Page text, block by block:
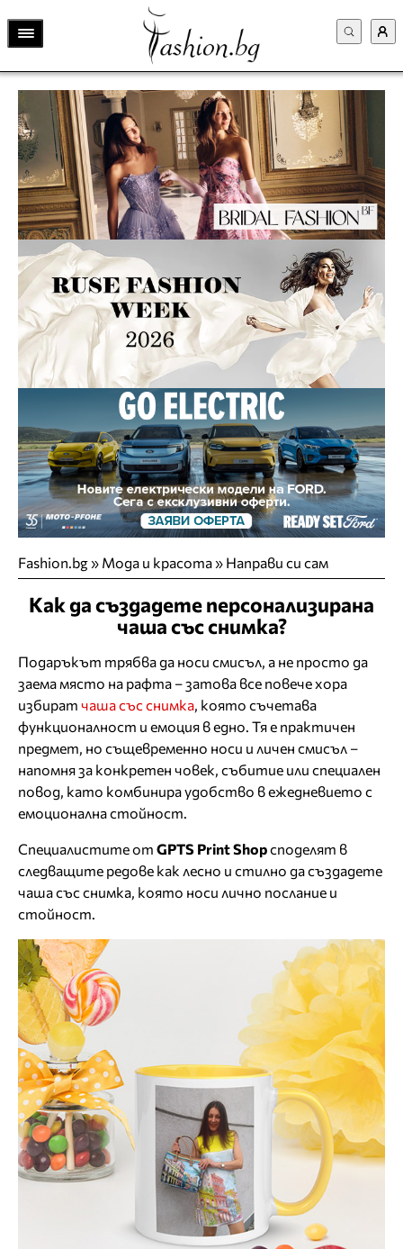
Fashion.bg» Мода и красота» Направи си сам
Как да създадете персонализирана
чаша със снимка?
Подаръкът трябва да носи смисъл, а не просто да
заема място на рафта – затова все повече хора
избират чаша със снимка, която съчетава
функционалност и емоция в едно. Тя е практичен
предмет, но същевременно носи и личен смисъл –
напомня за конкретен човек, събитие или специален
повод, като комбинира удобство в ежедневието с
емоционална стойност.
Специалистите от GPTS Print Shopсподелят в
следващите редове как лесно и стилно да създадете
чаша със снимка, която носи лично послание и
стойност.